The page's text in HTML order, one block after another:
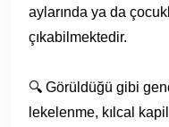
aylarında ya da
çıkabilmektedir.
🔍 Görüldüğü gibi
lekelenme, kılcal